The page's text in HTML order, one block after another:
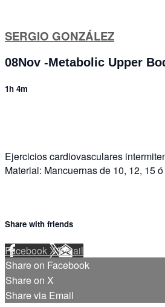
SERGIO GONZÁLEZ
08Nov -Metabolic Upper
1h 4m
Ejercicios cardiovasculares
Material: Mancuernas de 10, 12, 15
Share with friends
FacebookXEmail
Share on Facebook
Share on X
Share via Email